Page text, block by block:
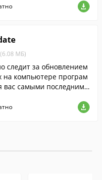
курсора мыш
МБ)
следит за обновлением
на компьютере програм
вас самыми последними